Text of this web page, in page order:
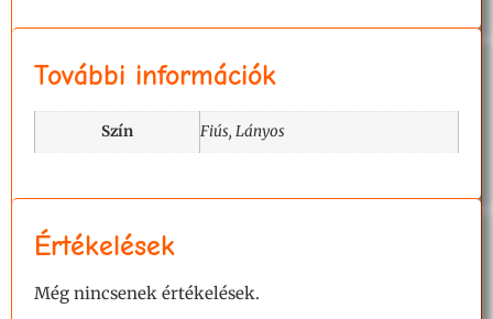
További információk
Szín Fiús, Lányos
Értékelések
Még nincsenek értékelések.